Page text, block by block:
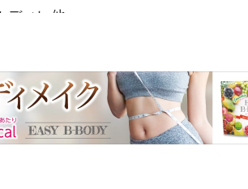
ディレ他
・・・他
のハサウェイ】GGG「ギギ・アンダ
日頃発売】他
安iPhone Air、ついにセール終了の